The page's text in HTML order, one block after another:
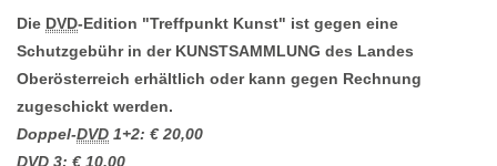
Die DVD-Edition "Treffpunkt Kunst" ist gegen eine
Schutzgebühr in der KUNSTSAMMLUNG des Landes
Oberösterreich erhältlich oder kann gegen Rechnung
zugeschickt werden.
Doppel-DVD 1+2: € 20,00
DVD 3: € 10,00